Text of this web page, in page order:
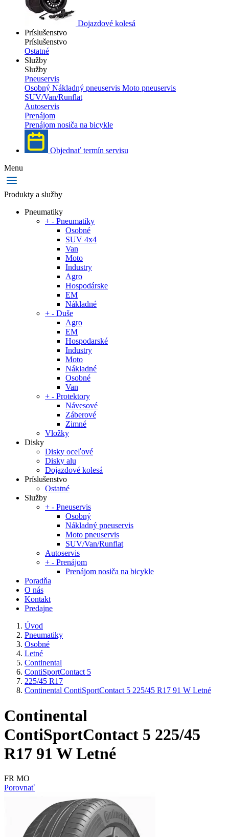
Dojazdové kolesá
Príslušenstvo
Príslušenstvo
Ostatné
Služby
Služby
Pneuservis
Osobný Nákladný pneuservis Moto pneuservis
SUV/Van/Runflat
Autoservis
Prenájom
Prenájom nosiča na bicykle
Objednať termín servisu
Menu
Produkty a služby
Pneumatiky
+ - Pneumatiky
Osobné
SUV 4x4
Van
Moto
Industry
Agro
Hospodárske
EM
Nákladné
+ - Duše
Agro
EM
Hospodarské
Industry
Moto
Nákladné
Osobné
Van
+ - Protektory
Návesové
Záberové
Zimné
Vložky
Disky
Disky oceľové
Disky alu
Dojazdové kolesá
Príslušenstvo
Ostatné
Služby
+ - Pneuservis
Osobný
Nákladný pneuservis
Moto pneuservis
SUV/Van/Runflat
Autoservis
+ - Prenájom
Prenájom nosiča na bicykle
Poradňa
O nás
Kontakt
Predajne
Úvod
Pneumatiky
Osobné
Letné
Continental
ContiSportContact 5
225/45 R17
Continental ContiSportContact 5 225/45 R17 91 W Letné
Continental
ContiSportContact 5 225/45
R17 91 W Letné
FR MO
Porovnať